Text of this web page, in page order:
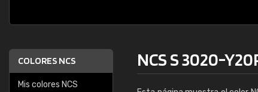
COLORES NCS
Mis colores NCS
NCS S 3020-